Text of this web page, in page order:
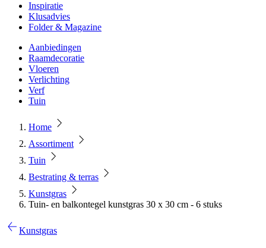
Inspiratie
Klusadvies
Folder & Magazine
Aanbiedingen
Raamdecoratie
Vloeren
Verlichting
Verf
Tuin
Home
Assortiment
Tuin
Bestrating & terras
Kunstgras
Tuin- en balkontegel kunstgras 30 x 30 cm - 6 stuks
Kunstgras